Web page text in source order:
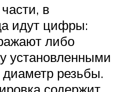
в
идут цифры:
либо
установленными
резьбы.
содержит